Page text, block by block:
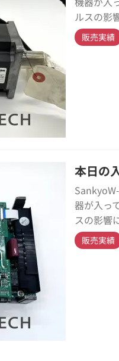
ルスの影
販売実績
本日の
器が入っ
スの影響
販売実績